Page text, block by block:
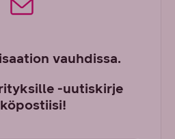
vauhdissa.
-uutiskirje